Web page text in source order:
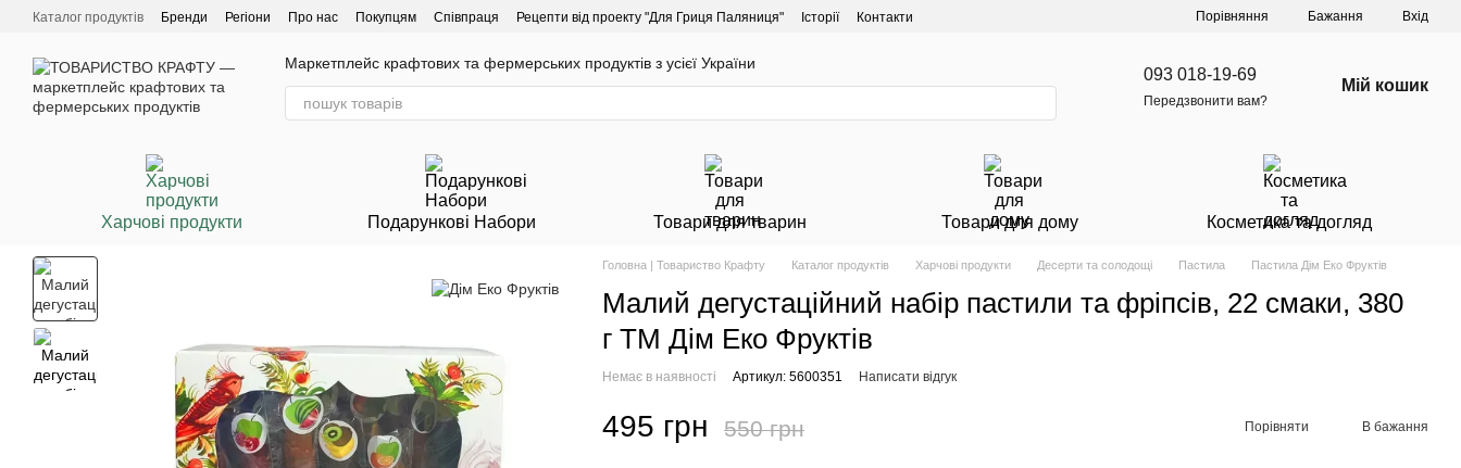
Перейти до основного контенту
Каталог продуктів Бренди Регіони Про нас Покупцям Співпраця Рецепти від проекту "Для Гриця Паляниця" Історії Контакти Порівняння Бажання Вхід
Маркетплейс крафтових та фермерських продуктів з усієї України
093 018-19-69
Передзвонити вам?
Мій кошик
Харчові продукти Подарункові Набори Товари для тварин Товари для дому Косметика та догляд
Головна | Товариство Крафту Каталог продуктів Харчові продукти Десерти та солодощі Пастила Пастила Дім Еко Фруктів
Малий дегустаційний набір пастили та фріпсів, 22 смаки, 380
г ТМ Дім Еко Фруктів
Немає в наявності Артикул: 5600351 Написати відгук
495 грн 550 грн Порівняти В бажання